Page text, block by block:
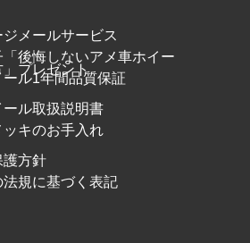
メールサービス
後悔しないアメ車ホイー
」プレゼント
ル1年間品質保証
ール取扱説明書
ッキのお手入れ
護方針
規に基づく表記